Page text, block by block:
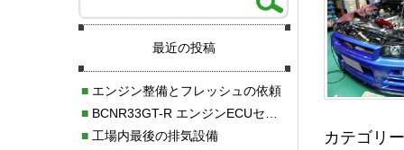
カテゴリ
最近の投稿
■エンジン整備とフレッシュの依頼
■BCNR33GT-R エンジンECUセッティング調整
■工場内最後の排気設備